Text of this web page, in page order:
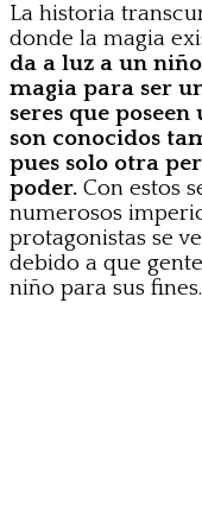
La historia
donde la magia
da a luz a un
magia para ser
seres que
son conocidos
pues solo otra
poder. Con estos
numerosos
protagonistas se
debido a que
niño para sus fines.